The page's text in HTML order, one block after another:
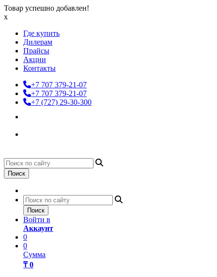
Товар успешно добавлен!
x
Где купить
Дилерам
Прайсы
Акции
Контакты
+7 707 379-21-07
+7 707 379-21-07
+7 (727) 29-30-300
Поиск
Поиск
Войти в
Аккаунт
0
0
Сумма
₸ 0